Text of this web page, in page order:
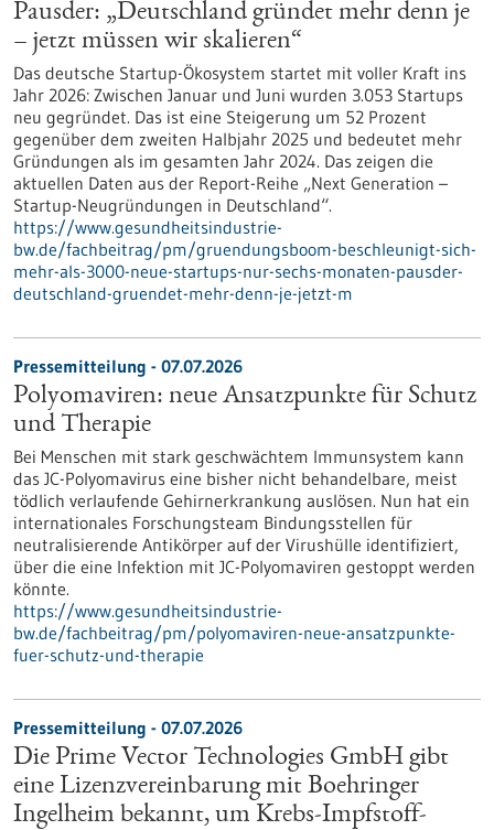
Pausder: „Deutschland gründet mehr denn je
– jetzt müssen wir skalieren“
Das deutsche Startup-Ökosystem startet mit voller Kraft ins
Jahr 2026: Zwischen Januar und Juni wurden 3.053 Startups
neu gegründet. Das ist eine Steigerung um 52 Prozent
gegenüber dem zweiten Halbjahr 2025 und bedeutet mehr
Gründungen als im gesamten Jahr 2024. Das zeigen die
aktuellen Daten aus der Report-Reihe „Next Generation –
Startup-Neugründungen in Deutschland“.
https://www.gesundheitsindustrie-
bw.de/fachbeitrag/pm/gruendungsboom-beschleunigt-sich-
mehr-als-3000-neue-startups-nur-sechs-monaten-pausder-
deutschland-gruendet-mehr-denn-je-jetzt-m
Pressemitteilung - 07.07.2026
Polyomaviren: neue Ansatzpunkte für Schutz
und Therapie
Bei Menschen mit stark geschwächtem Immunsystem kann
das JC-Polyomavirus eine bisher nicht behandelbare, meist
tödlich verlaufende Gehirnerkrankung auslösen. Nun hat ein
internationales Forschungsteam Bindungsstellen für
neutralisierende Antikörper auf der Virushülle identifiziert,
über die eine Infektion mit JC-Polyomaviren gestoppt werden
könnte.
https://www.gesundheitsindustrie-
bw.de/fachbeitrag/pm/polyomaviren-neue-ansatzpunkte-
fuer-schutz-und-therapie
Pressemitteilung - 07.07.2026
Die Prime Vector Technologies GmbH gibt
eine Lizenzvereinbarung mit Boehringer
Ingelheim bekannt, um Krebs-Impfstoff-